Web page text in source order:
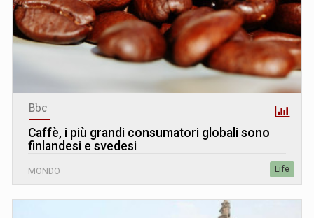
Bbc
Caffè, i più grandi consumatori globali sono
finlandesi e svedesi
MONDO Life